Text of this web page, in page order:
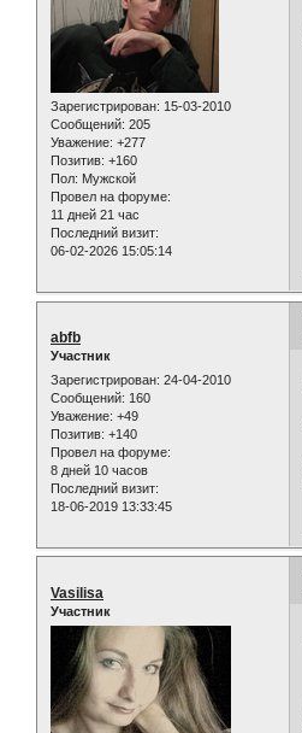
Зарегистрирован: 15-03-2010
Сообщений: 205
Уважение: +277
Позитив: +160
Пол: Мужской
Провел на форуме:
11 дней 21 час
Последний визит:
06-02-2026 15:05:14
abfb
Участник
Зарегистрирован: 24-04-2010
Сообщений: 160
Уважение: +49
Позитив: +140
Провел на форуме:
8 дней 10 часов
Последний визит:
18-06-2019 13:33:45
Vasilisa
Участник